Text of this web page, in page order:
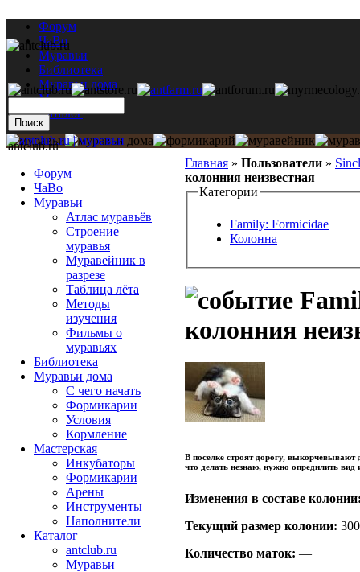
Форум
ЧаВо
Муравьи
Библиотека
Муравьи дома
Мастерская
Каталог
Главная » Пользователи »
колонния неизвестная
Категории
Family: Formicidae
Колонна
колонния
В поселке строят дорогу, выкорчевывают
что делать незнаю, нужно опредилить
Изменения в составе
Текущий размер кoлонии: 300
Количество маток: —
antclub.ru
Форум
ЧаВо
Муравьи
Атлас муравьёв
Строение
муравья
Муравейник в
разрезе
Таблица лёта
Методы
изучения
Фильмы о
муравьях
Библиотека
Муравьи дома
С чего начать
Формикарии
Условия
Кормление
Мастерская
Инкубаторы
Формикарии
Арены
Инструменты
Наполнители
Каталог
antclub.ru
Муравьи